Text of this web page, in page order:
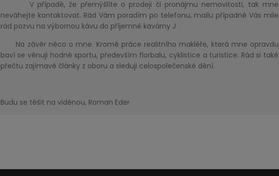
V případě, že přemýšlíte o prodeji či pronájmu nemovitosti, tak mne
neváhejte kontaktovat. Rád Vám poradím po telefonu, mailu případně Vás mile
rád pozvu na výbornou kávu do příjemné kavárny J
Na závěr něco o mne. Kromě práce realitního makléře, která mne opravdu
baví se věnuji hodně sportu, především florbalu, cyklistice a turistice. Rád si také
přečtu zajímavé články z oboru a sleduji celospolečenské dění.
Budu se těšit na viděnou, Roman Eder